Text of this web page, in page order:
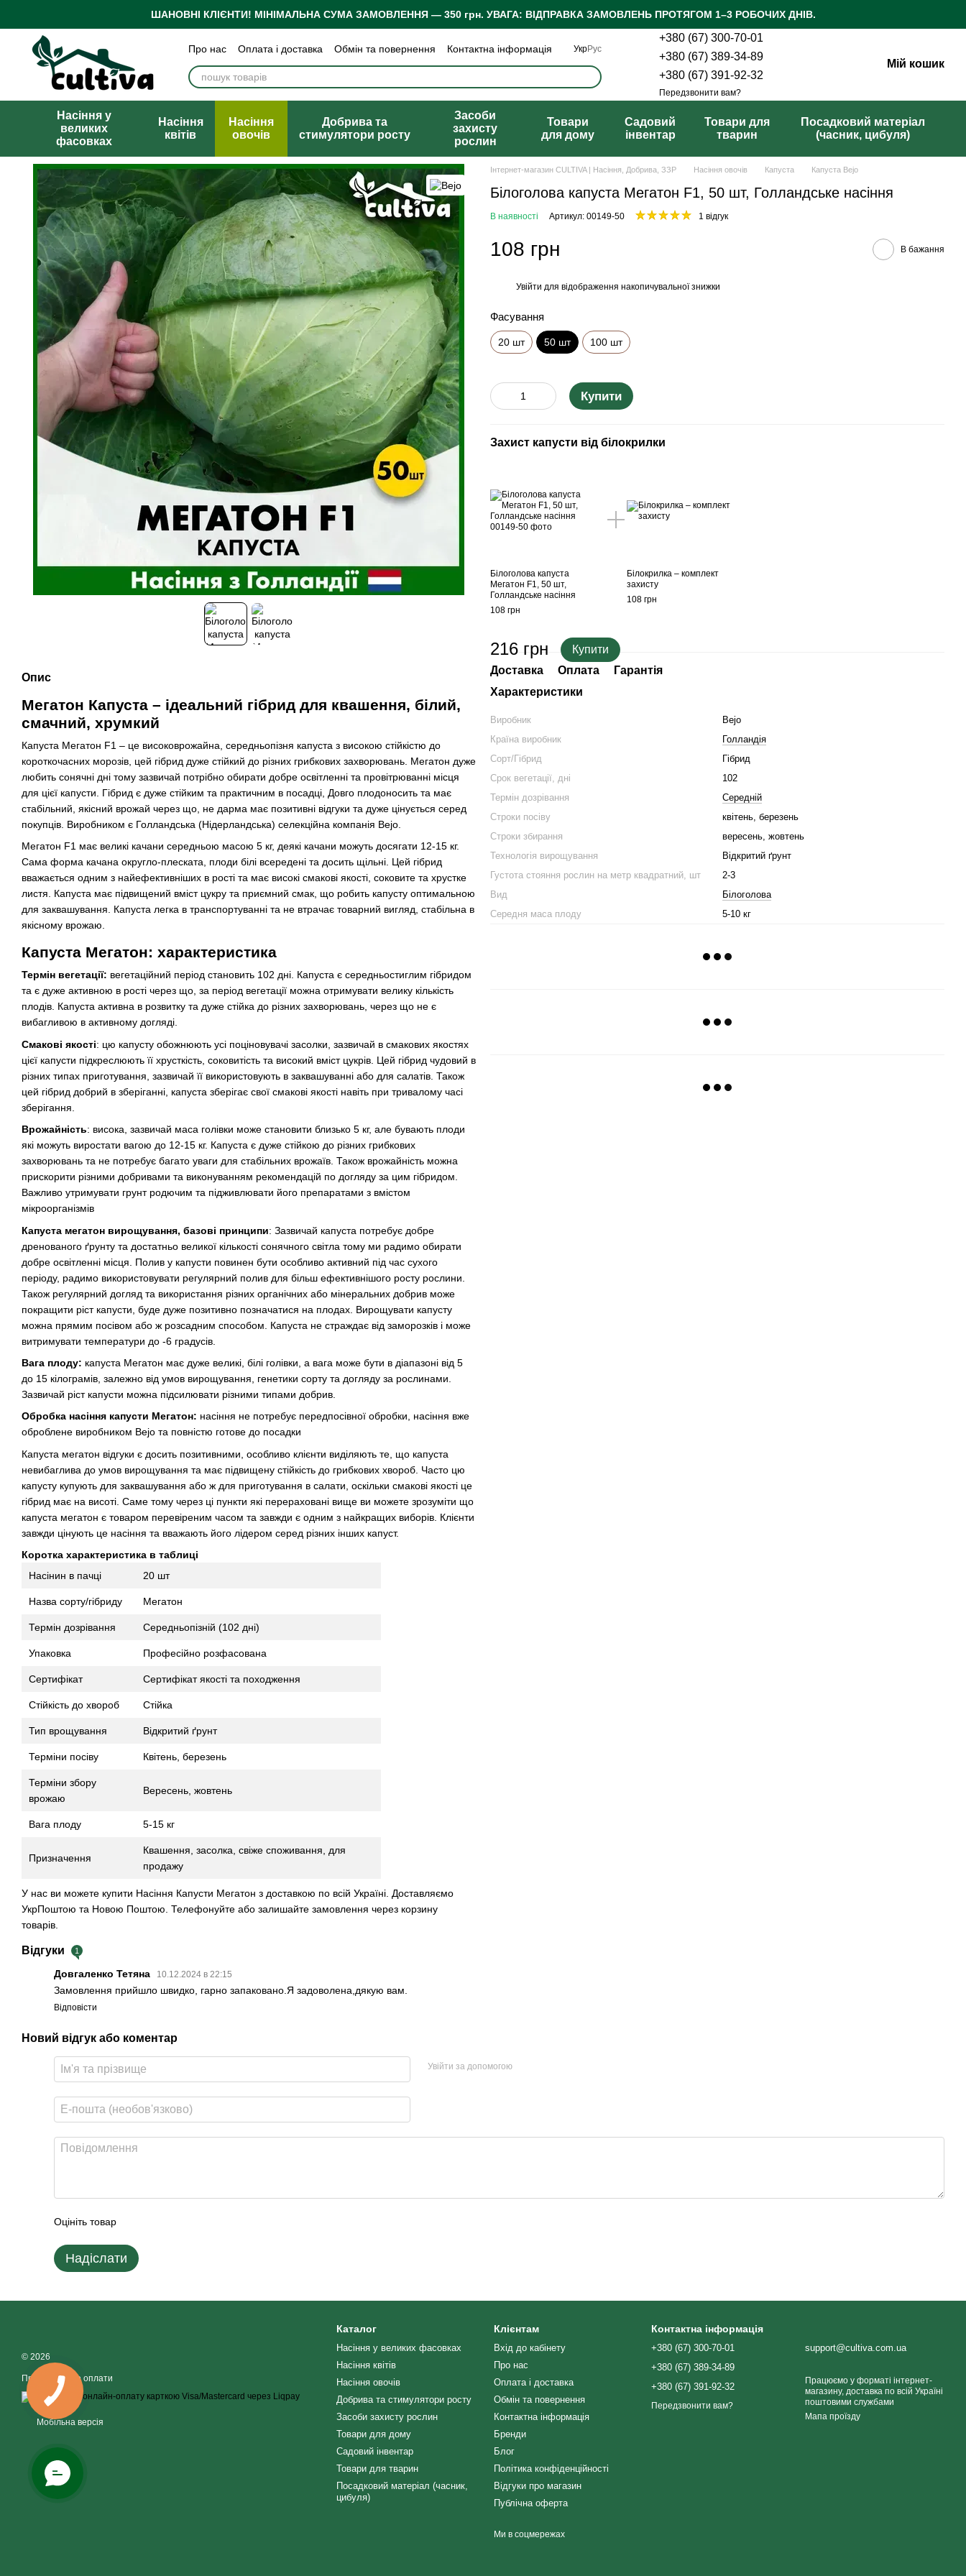
Перейти до основного контентуШАНОВНІ КЛІЄНТИ! МІНІМАЛЬНА СУМА ЗАМОВЛЕННЯ — 350 грн. УВАГА: ВІДПРАВКА ЗАМОВЛЕНЬ ПРОТЯГОМ 1–3 РОБОЧИХ ДНІВ.
Про нас Оплата і доставка Обмін та повернення
Контактна інформація
Бренди
Блог Політика конфіденційності
Відгуки про магазин
Публічна оферта
УкрРус
+380 (67) 300-70-01
+380 (67) 389-34-89
+380 (67) 391-92-32
Передзвонити вам?
Мій кошик
Насіння у
великих
фасовках
Насіння
квітів
Насіння
овочів
Добрива та
стимулятори росту
Засоби
захисту
рослин
Товари
для дому
Садовий
інвентар
Товари для
тварин
Посадковий матеріал
(часник, цибуля)
Опис
Мегатон Капуста – ідеальний гібрид для квашення, білий,
смачний, хрумкий
Капуста Мегатон F1 – це високоврожайна, середньопізня капуста з високою стійкістю до
короткочасних морозів, цей гібрид дуже стійкий до різних грибкових захворювань. Мегатон дуже
любить сонячні дні тому зазвичай потрібно обирати добре освітленні та провітрюванні місця
для цієї капусти. Гібрид є дуже стійким та практичним в посадці, Довго плодоносить та має
стабільний, якісний врожай через що, не дарма має позитивні відгуки та дуже цінується серед
покупців. Виробником є Голландська (Нідерландська) селекційна компанія Bejo.
Мегатон F1 має великі качани середньою масою 5 кг, деякі качани можуть досягати 12-15 кг.
Сама форма качана округло-плеската, плоди білі всередені та досить щільні. Цей гібрид
вважається одним з найефективніших в рості та має високі смакові якості, соковите та хрустке
листя. Капуста має підвищений вміст цукру та приємний смак, що робить капусту оптимальною
для заквашування. Капуста легка в транспортуванні та не втрачає товарний вигляд, стабільна в
якісному врожаю.
Капуста Мегатон: характеристика
Термін вегетації: вегетаційний період становить 102 дні. Капуста є середньостиглим гібридом
та є дуже активною в рості через що, за період вегетації можна отримувати велику кількість
плодів. Капуста активна в розвитку та дуже стійка до різних захворювань, через що не є
вибагливою в активному догляді.
Смакові якості: цю капусту обожнюють усі поціновувачі засолки, зазвичай в смакових якостях
цієї капусти підкреслюють її хрусткість, соковитість та високий вміст цукрів. Цей гібрид чудовий в
різних типах приготування, зазвичай її використовують в заквашуванні або для салатів. Також
цей гібрид добрий в зберіганні, капуста зберігає свої смакові якості навіть при тривалому часі
зберігання.
Врожайність: висока, зазвичай маса голівки може становити близько 5 кг, але бувають плоди
які можуть виростати вагою до 12-15 кг. Капуста є дуже стійкою до різних грибкових
захворювань та не потребує багато уваги для стабільних врожаїв. Також врожайність можна
прискорити різними добривами та виконуванням рекомендацій по догляду за цим гібридом.
Важливо утримувати грунт родючим та підживлювати його препаратами з вмістом
мікроорганізмів
Капуста мегатон вирощування, базові принципи: Зазвичай капуста потребує добре
дренованого ґрунту та достатньо великої кількості сонячного світла тому ми радимо обирати
добре освітленні місця. Полив у капусти повинен бути особливо активний під час сухого
періоду, радимо використовувати регулярний полив для більш ефективнішого росту рослини.
Також регулярний догляд та використання різних органічних або мінеральних добрив може
покращити ріст капусти, буде дуже позитивно позначатися на плодах. Вирощувати капусту
можна прямим посівом або ж розсадним способом. Капуста не страждає від заморозків і може
витримувати температури до -6 градусів.
Вага плоду: капуста Мегатон має дуже великі, білі голівки, а вага може бути в діапазоні від 5
до 15 кілограмів, залежно від умов вирощування, генетики сорту та догляду за рослинами.
Зазвичай ріст капусти можна підсилювати різними типами добрив.
Обробка насіння капусти Мегатон: насіння не потребує передпосівної обробки, насіння вже
оброблене виробником Bejo та повністю готове до посадки
Капуста мегатон відгуки є досить позитивними, особливо клієнти виділяють те, що капуста
невибаглива до умов вирощування та має підвищену стійкість до грибкових хвороб. Часто цю
капусту купують для заквашування або ж для приготування в салати, оскільки смакові якості це
гібрид має на висоті. Саме тому через ці пункти які перераховані вище ви можете зрозуміти що
капуста мегатон є товаром перевіреним часом та завжди є одним з найкращих виборів. Клієнти
завжди цінують це насіння та вважають його лідером серед різних інших капуст.
Коротка характеристика в таблиці
Насінин в пачці
20 шт
Назва сорту/гібриду Мегатон
Термін дозрівання Середньопізній (102 дні)
Упаковка Професійно розфасована
Сертифікат Сертифікат якості та походження
Стійкість до хвороб Стійка
Тип врощування Відкритий ґрунт
Терміни посіву Квітень, березень
Терміни збору
врожаю
Вересень, жовтень
Вага плоду 5-15 кг
Призначення
Квашення, засолка, свіже споживання, для
продажу
У нас ви можете купити Насіння Капусти Мегатон з доставкою по всій Україні. Доставляємо
УкрПоштою та Новою Поштою. Телефонуйте або залишайте замовлення через корзину
товарів.
Інтернет-магазин CULTIVA | Насіння, Добрива, ЗЗР Насіння овочів Капуста Капуста Bejo
Білоголова капуста Мегатон F1, 50 шт, Голландське насіння
В наявності Артикул: 00149-50 1 відгук
108 грн В бажання
Увійти для відображення накопичувальної знижки
Фасування
20 шт 50 шт 100 шт
Купити
Захист капусти від білокрилки
Білоголова капуста
Мегатон F1, 50 шт,
Голландське насіння
108 грн
Білокрилка – комплект
захисту
108 грн
216 грн
Купити
Доставка
Оплата
Гарантія
Характеристики
Виробник
Bejo
Країна виробник
Голландія
Сорт/Гібрид
Гібрид
Срок вегетації, дні
102
Термін дозрівання
Середній
Строки посіву
квітень, березень
Строки збирання
вересень, жовтень
Технологія вирощування
Відкритий ґрунт
Густота стояння рослин на метр квадратний, шт
2-3
Вид
Білоголова
Середня маса плоду
5-10 кг
Відгуки 1
Довгаленко Тетяна 10.12.2024 в 22:15
Замовлення прийшло швидко, гарно запаковано.Я задоволена,дякую вам.
Відповісти
Новий відгук або коментар
Увійти за допомогою
Оцініть товар
Надіслати
© 2026
Приймаємо до оплати
Мобільна версія
Каталог
Насіння у великих фасовках
Насіння квітів
Насіння овочів
Добрива та стимулятори росту
Засоби захисту рослин
Товари для дому
Садовий інвентар
Товари для тварин
Посадковий матеріал (часник,
цибуля)
Клієнтам
Вхід до кабінету
Про нас
Оплата і доставка
Обмін та повернення
Контактна інформація
Бренди
Блог
Політика конфіденційності
Відгуки про магазин
Публічна оферта
Ми в соцмережах
Контактна інформація
+380 (67) 300-70-01
+380 (67) 389-34-89
+380 (67) 391-92-32
Передзвонити вам?
support@cultiva.com.ua
Працюємо у форматі інтернет-
магазину, доставка по всій Україні
поштовими службами
Мапа проїзду